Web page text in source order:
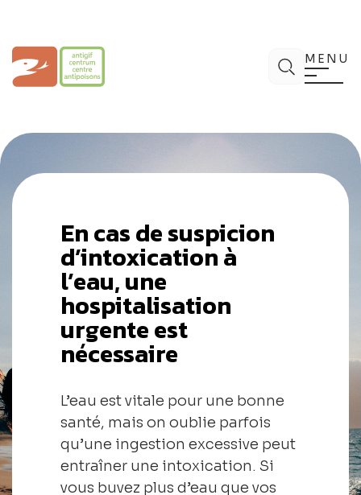
Centre Antipoisons Chercher
MENU
En cas de suspicion
d’intoxication à
l’eau, une
hospitalisation
urgente est
nécessaire
L’eau est vitale pour une bonne
santé, mais on oublie parfois
qu’une ingestion excessive peut
entraîner une intoxication. Si
vous buvez plus d’eau que vos